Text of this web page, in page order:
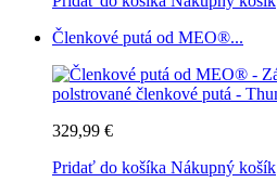
Členkové putá od MEO®...
329,99 €
Pridať do košíka Nákupný košík